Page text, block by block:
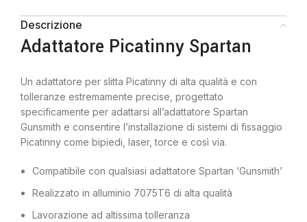
Descrizione
Adattatore Picatinny Spartan
Un adattatore per slitta Picatinny di alta qualità e con
tolleranze estremamente precise, progettato
specificamente per adattarsi all’adattatore Spartan
Gunsmith e consentire l’installazione di sistemi di fissaggio
Picatinny come bipiedi, laser, torce e così via.
Compatibile con qualsiasi adattatore Spartan ‘Gunsmith’
Realizzato in alluminio 7075T6 di alta qualità
Lavorazione ad altissima tolleranza